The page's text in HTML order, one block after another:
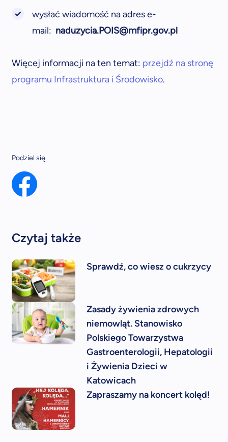
wysłać wiadomość na adres e-
mail: naduzycia.POIS@mfipr.gov.pl
Więcej informacji na ten temat: przejdź na stronę
programu Infrastruktura i Środowisko.
Podziel się
Czytaj także
Sprawdź, co wiesz o cukrzycy
Zasady żywienia zdrowych
niemowląt. Stanowisko
Polskiego Towarzystwa
Gastroenterologii, Hepatologii
i Żywienia Dzieci w
Katowicach
Zapraszamy na koncert kolęd!